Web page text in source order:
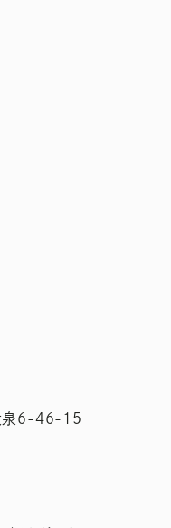
泉6-46-15